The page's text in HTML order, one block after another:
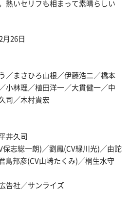
熱いセリフも相まって素晴らしい
月26日
／まさひろ山根／伊藤浩二／橋本
小林理／植田洋一／大貫健一／中
司／木村貴宏
井久司
保志総一朗)／劉鳳(CV緑川光)／由詑
島邦彦(CV山崎たくみ)／桐生水守
告社／サンライズ